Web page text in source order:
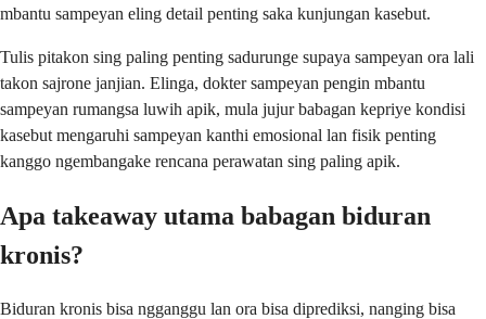
mbantu sampeyan eling detail penting saka kunjungan kasebut.
Tulis pitakon sing paling penting sadurunge supaya sampeyan ora lali
takon sajrone janjian. Elinga, dokter sampeyan pengin mbantu
sampeyan rumangsa luwih apik, mula jujur babagan kepriye kondisi
kasebut mengaruhi sampeyan kanthi emosional lan fisik penting
kanggo ngembangake rencana perawatan sing paling apik.
Apa takeaway utama babagan biduran
kronis?
Biduran kronis bisa ngganggu lan ora bisa diprediksi, nanging bisa